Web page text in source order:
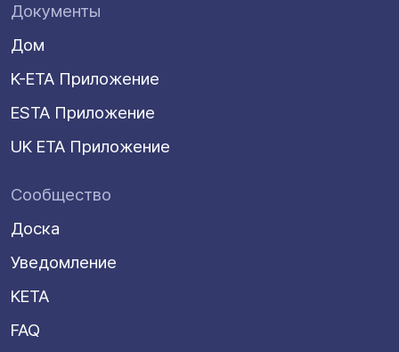
Документы
Дом
K-ETA Приложение
ESTA Приложение
UK ETA Приложение
Сообщество
Доска
Уведомление
KETA
FAQ